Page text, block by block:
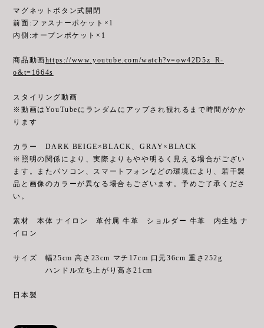
マグネットボタン式開閉
前面:ファスナーポケット×1
内側:オープンポケット×1
商品動画https://www.youtube.com/watch?v=ow42D5z_R-
o&t=1664s
スタイリング動画
※動画はYouTubeにランダムにアップされ観れるまで時間がかか
ります
カラー DARK BEIGE×BLACK、GRAY×BLACK
※照明の関係により、実際よりもやや明るく見える場合がござい
ます。またパソコン、スマートフォンなどの環境により、若干製
品と画像のカラーが異なる場合もございます。予めご了承くださ
い。
素材 本体 ナイロン 革付属 牛革 ショルダー 牛革 内生地 ナ
イロン
サイズ 幅25cm 高さ23cm マチ17cm 口元36cm 重さ252g
ハンドル立ち上がり高さ21cm
日本製